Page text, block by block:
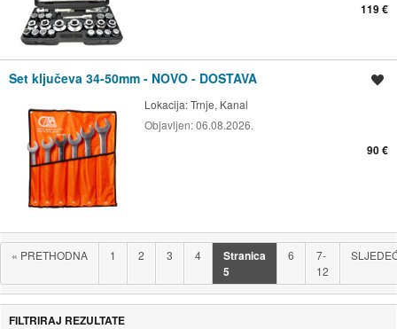
119 €
Set ključeva 34-50mm - NOVO - DOSTAVA
Lokacija:Trnje, Kanal
Objavljen:06.08.2026.
90 €
« PRETHODNA 1 2 3 4
Stranica
5
6
7-
12
FILTRIRAJ REZULTATE